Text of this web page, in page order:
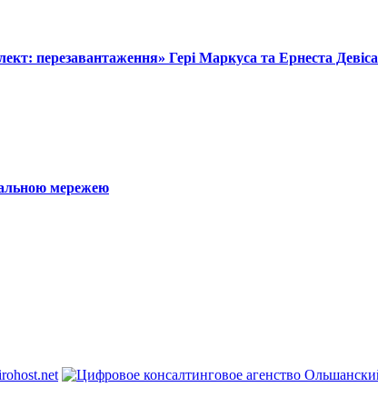
перезавантаження» Гері Маркуса та Ернеста Девіса
мережею